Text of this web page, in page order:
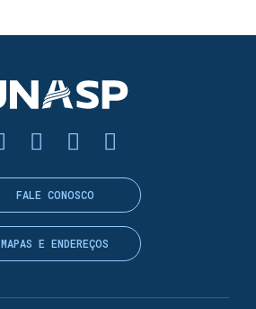
FALE CONOSCO
MAPAS E ENDEREÇOS